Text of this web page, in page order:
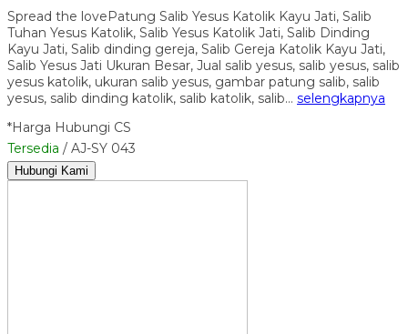
Spread the lovePatung Salib Yesus Katolik Kayu Jati, Salib
Tuhan Yesus Katolik, Salib Yesus Katolik Jati, Salib Dinding
Kayu Jati, Salib dinding gereja, Salib Gereja Katolik Kayu Jati,
Salib Yesus Jati Ukuran Besar, Jual salib yesus, salib yesus, salib
yesus katolik, ukuran salib yesus, gambar patung salib, salib
yesus, salib dinding katolik, salib katolik, salib… selengkapnya
*Harga Hubungi CS
Tersedia / AJ-SY 043
Hubungi Kami